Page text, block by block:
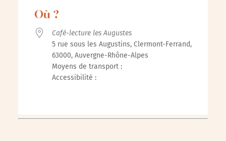
Où ?
Café-lecture les Augustes
5 rue sous les Augustins, Clermont-Ferrand,
63000, Auvergne-Rhône-Alpes
Moyens de transport :
Accessibilité :